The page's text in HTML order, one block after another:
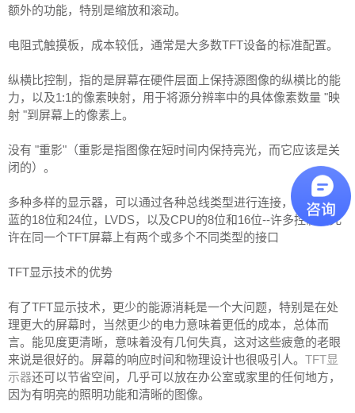
额外的功能，特别是缩放和滚动。
电阻式触摸板，成本较低，通常是大多数TFT设备的标准配置。
纵横比控制，指的是屏幕在硬件层面上保持源图像的纵横比的能
力，以及1:1的像素映射，用于将源分辨率中的具体像素数量 "映
射 "到屏幕上的像素上。
没有 "重影"（重影是指图像在短时间内保持亮光，而它应该是关
闭的）。
多种多样的显示器，可以通过各种总线类型进行连接，包括红/绿/
蓝的18位和24位，LVDS，以及CPU的8位和16位--许多控制器允
许在同一个TFT屏幕上有两个或多个不同类型的接口
TFT显示技术的优势
有了TFT显示技术，更少的能源消耗是一个大问题，特别是在处
理更大的屏幕时，当然更少的电力意味着更低的成本，总体而
言。能见度更清晰，意味着没有几何失真，这对这些疲惫的老眼
来说是很好的。屏幕的响应时间和物理设计也很吸引人。 TFT显
示器还可以节省空间，几乎可以放在办公室或家里的任何地方，
因为有明亮的照明功能和清晰的图像。